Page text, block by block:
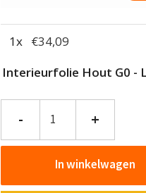
1x €34,09
Interieurfolie Hout G0 -
-
G0
Line
+
In winkelwagen